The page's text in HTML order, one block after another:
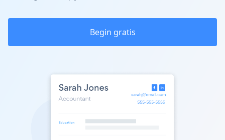
Begin gratis